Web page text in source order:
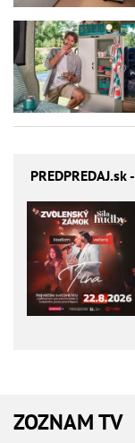
PREDPREDAJ.sk
ZOZNAM TV